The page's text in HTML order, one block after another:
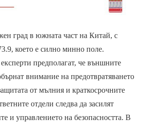
град в южната част на Китай, с
което е силно минно поле.
предполагат, че външните
внимание на предотвратяването
от мълния и краткосрочните
отдели следва да засилят
и управлението на безопасността. В